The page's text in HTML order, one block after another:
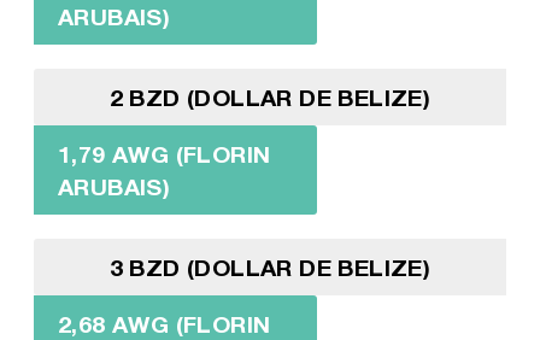
ARUBAIS)
2 BZD (DOLLAR DE BELIZE)
1,79 AWG (FLORIN
ARUBAIS)
3 BZD (DOLLAR DE BELIZE)
2,68 AWG (FLORIN